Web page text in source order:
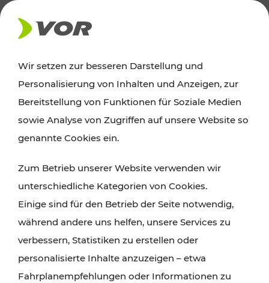
AKTUELLES
Ausflugstipps
Wien, Niederösterreich und das Burgenland
Wanderungen, Kultur und Gastronomie,
Radtouren oder purer Naturgenuss – viele
Attraktionen sind mit den Ticket- und Fahrplan-
Angeboten des VOR gut und schnell erreichbar.
Wir setzen zur besseren Darstellung und
Personalisierung von Inhalten und Anzeigen, zur
Bereitstellung von Funktionen für Soziale Medien
sowie Analyse von Zugriffen auf unsere Website so
genannte Cookies ein.
Zum Betrieb unserer Website verwenden wir
unterschiedliche Kategorien von Cookies.
Einige sind für den Betrieb der Seite notwendig,
während andere uns helfen, unsere Services zu
verbessern, Statistiken zu erstellen oder
personalisierte Inhalte anzuzeigen – etwa
Fahrplanempfehlungen oder Informationen zu